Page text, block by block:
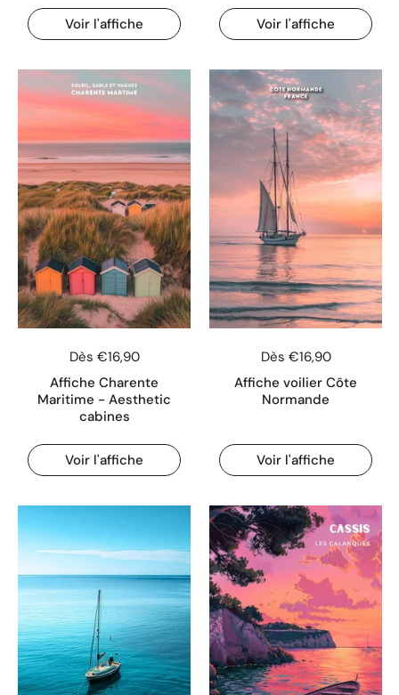
Voir l'affiche Voir l'affiche
Dès €16,90
Affiche Charente
Maritime - Aesthetic
cabines
Voir l'affiche
Dès €16,90
Affiche voilier Côte
Normande
Voir l'affiche